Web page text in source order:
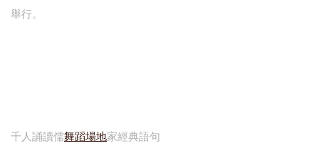
舉行。
千人誦讀儒舞蹈場地家經典語句